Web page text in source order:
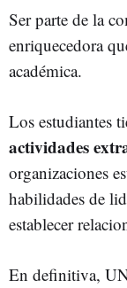
Ser parte de la
enriquecedora
académica.
Los estudiantes
actividades
organizaciones
habilidades de
establecer
En definitiva,